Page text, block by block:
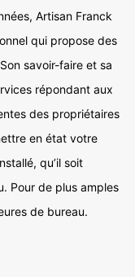
Artisan Franck
qui propose des
savoir-faire et sa
répondant aux
des propriétaires
en état votre
qu’il soit
Pour de plus amples
de bureau.